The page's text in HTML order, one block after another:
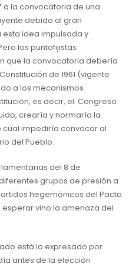
a la convocatoria de una
debido al gran
esta idea impulsada y
ero los puntofijistas
que la convocatoria debería
de 1961 (vigente
a los mecanismos
es decir, el Congreso
crearía y normaría la
cual impediría convocar al
del Pueblo.
del 8 de
grupos de presión a
hegemónicos del Pacto
vino la amenaza del
está lo expresado por
antes de la elección